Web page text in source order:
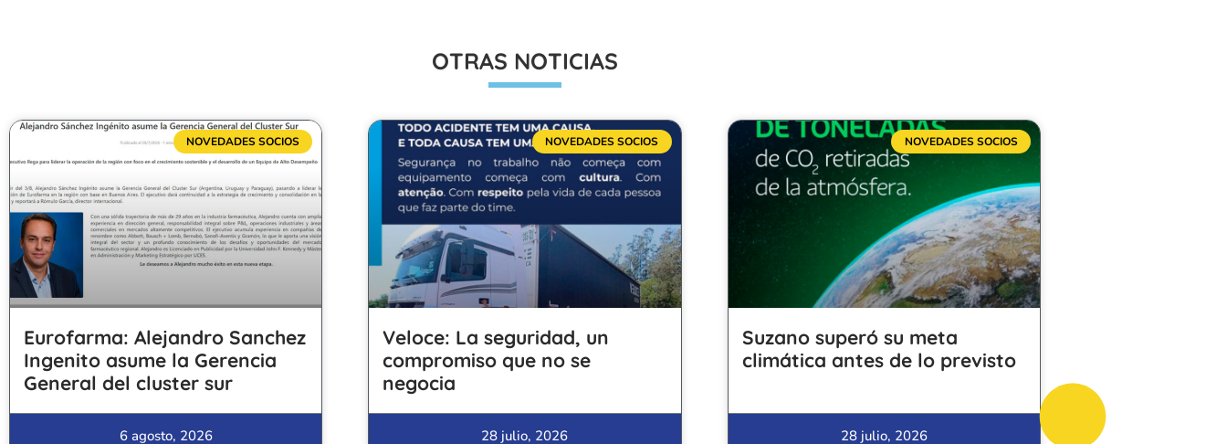
OTRAS NOTICIAS
NOVEDADES SOCIOS
Eurofarma: Alejandro Sanchez
Ingenito asume la Gerencia
General del cluster sur
6 agosto, 2026
NOVEDADES SOCIOS
Veloce: La seguridad, un
compromiso que no se
negocia
28 julio, 2026
NOVEDADES SOCIOS
Suzano superó su meta
climática antes de lo previsto
28 julio, 2026